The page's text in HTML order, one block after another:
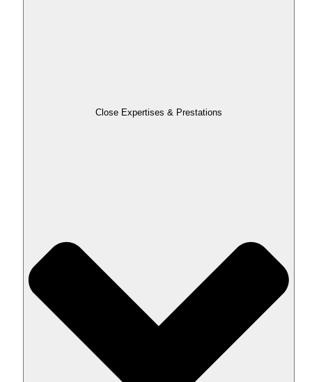
Close Expertises & Prestations